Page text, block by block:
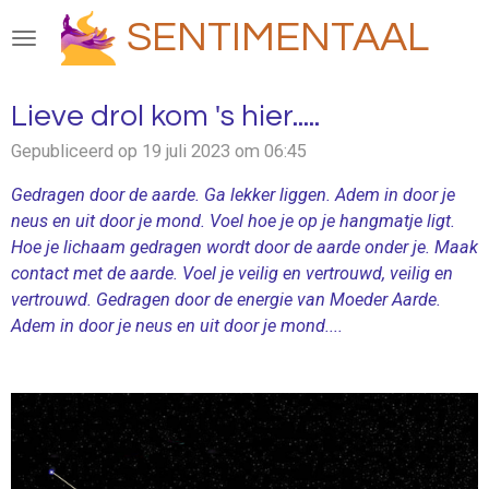
direct
de
hoofdinhoud
SENTIMENTAAL
Lieve drol kom 's hier.....
Gepubliceerd op 19 juli 2023 om 06:45
Gedragen door de aarde. Ga lekker liggen. Adem in door je
neus en uit door je mond. Voel hoe je op je hangmatje ligt.
Hoe je lichaam gedragen wordt door de aarde onder je. Maak
contact met de aarde. Voel je veilig en vertrouwd, veilig en
vertrouwd. Gedragen door de energie van Moeder Aarde.
Adem in door je neus en uit door je mond....